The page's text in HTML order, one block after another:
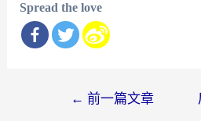
Spread the love
← 前一篇文章